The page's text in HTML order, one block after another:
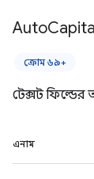
Auto
ক্রোম ৬৯+
টেক্সট
এনাম